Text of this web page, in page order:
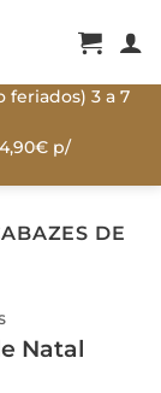
feriados) 3 a 7
p/
DE
Natal